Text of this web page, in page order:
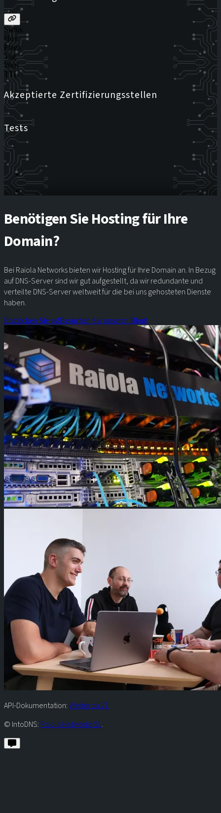
Status
Host
Flags
Tag
Wert
TTL
Akzeptierte Zertifizierungsstellen
Tests
Benötigen Sie Hosting für Ihre
Domain?
Bei Raiola Networks bieten wir Hosting für Ihre Domain an. In Bezug
auf DNS-Server sind wir gut aufgestellt, da wir redundante und
verteilte DNS-Server weltweit für die bei uns gehosteten Dienste
haben.
Entdecken Sie es!Besuchen Sie unseren Blog!
API-Dokumentation:Weiter zu V1
© IntoDNS: Raiola Networks SL.